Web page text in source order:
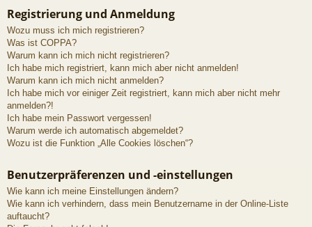
riff
Registrierung und Anmeldung
Wozu muss ich mich registrieren?
Was ist COPPA?
Warum kann ich mich nicht registrieren?
Ich habe mich registriert, kann mich aber nicht anmelden!
Warum kann ich mich nicht anmelden?
Ich habe mich vor einiger Zeit registriert, kann mich aber nicht mehr
anmelden?!
Ich habe mein Passwort vergessen!
Warum werde ich automatisch abgemeldet?
Wozu ist die Funktion „Alle Cookies löschen“?
Benutzerpräferenzen und -einstellungen
Wie kann ich meine Einstellungen ändern?
Wie kann ich verhindern, dass mein Benutzername in der Online-Liste
auftaucht?